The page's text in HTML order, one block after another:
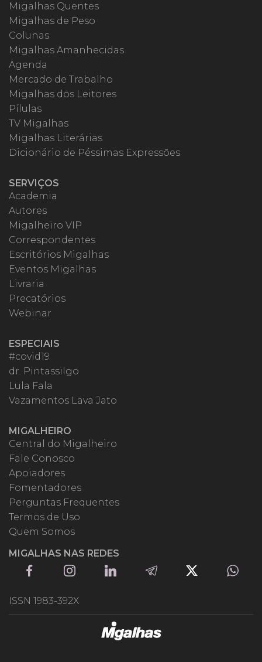
Migalhas Quentes
Migalhas de Peso
Colunas
Migalhas Amanhecidas
Agenda
Mercado de Trabalho
Migalhas dos Leitores
Pílulas
TV Migalhas
Migalhas Literárias
Dicionário de Péssimas Expressões
SERVIÇOS
Academia
Autores
Migalheiro VIP
Correspondentes
Escritórios Migalhas
Eventos Migalhas
Livraria
Precatórios
Webinar
ESPECIAIS
#covid19
dr. Pintassilgo
Lula Fala
Vazamentos Lava Jato
MIGALHEIRO
Central do Migalheiro
Fale Conosco
Apoiadores
Fomentadores
Perguntas Frequentes
Termos de Uso
Quem Somos
MIGALHAS NAS REDES
ISSN 1983-392X